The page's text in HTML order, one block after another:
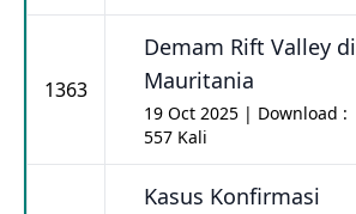
1363
Demam Rift Valley di
Mauritania
19 Oct 2025 | Download :
557 Kali
Kasus Konfirmasi